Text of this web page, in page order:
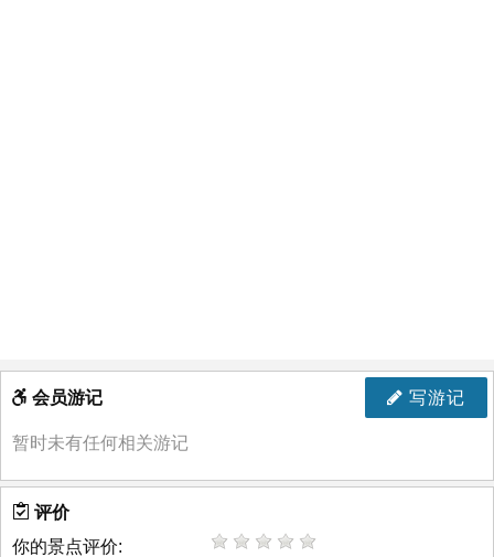
写游记
会员游记
暂时未有任何相关游记
评价
你的景点评价: